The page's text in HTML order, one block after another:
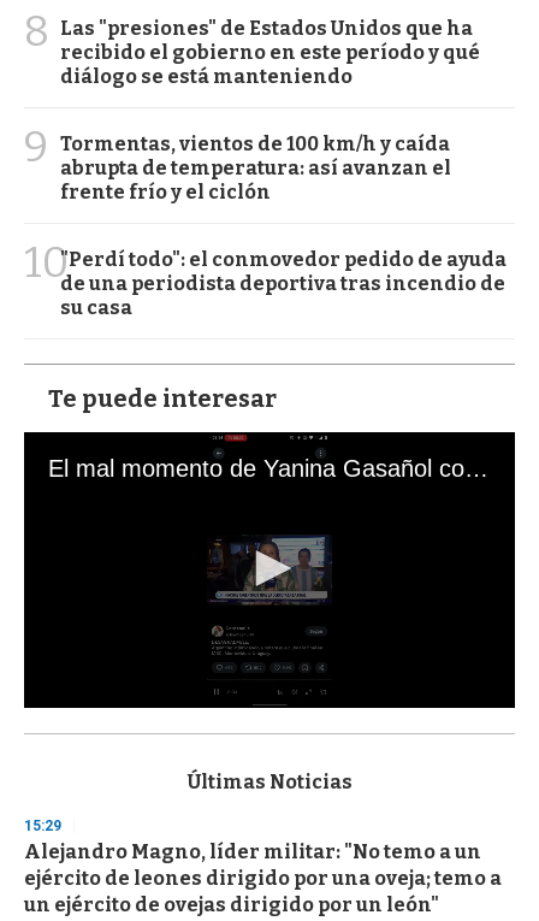
8
Las "presiones" de Estados Unidos que ha
recibido el gobierno en este período y qué
diálogo se está manteniendo
9
Tormentas, vientos de 100 km/h y caída
abrupta de temperatura: así avanzan el
frente frío y el ciclón
10"Perdí todo": el conmovedor pedido de ayuda
de una periodista deportiva tras incendio de
su casa
Te puede interesar
El mal momento de Yanina Gasañol con un hincha argentino en "Subrayado"
s
d
s
o
f
3
Últimas Noticias
15:29
Alejandro Magno, líder militar: "No temo a un
ejército de leones dirigido por una oveja; temo a
un ejército de ovejas dirigido por un león"